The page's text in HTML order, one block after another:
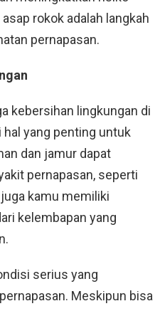
rokok adalah langkah
pernapasan.
kebersihan lingkungan di
yang penting untuk
dan jamur dapat
pernapasan, seperti
kamu memiliki
kelembapan yang
serius yang
Meskipun bisa